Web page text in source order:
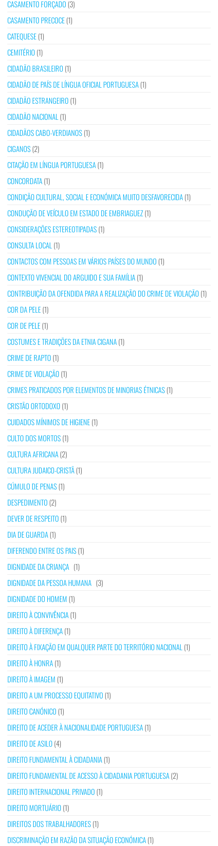
CASAMENTO FORÇADO (3)
CASAMENTO PRECOCE(1)
CATEQUESE(1)
CEMITÉRIO (1)
CIDADÃO BRASILEIRO (1)
CIDADÃO DE PAÍS DE LÍNGUA OFICIAL PORTUGUESA(1)
CIDADÃO ESTRANGEIRO (1)
CIDADÃO NACIONAL(1)
CIDADÃOS CABO-VERDIANOS(1)
CIGANOS(2)
CITAÇÃO EM LÍNGUA PORTUGUESA(1)
CONCORDATA(1)
CONDIÇÃO CULTURAL, SOCIAL E ECONÓMICA MUITO DESFAVORECIDA(1)
CONDUÇÃO DE VEÍCULO EM ESTADO DE EMBRIAGUEZ(1)
CONSIDERAÇÕES ESTEREOTIPADAS(1)
CONSULTA LOCAL(1)
CONTACTOS COM PESSOAS EM VÁRIOS PAÍSES DO MUNDO (1)
CONTEXTO VIVENCIAL DO ARGUIDO E SUA FAMÍLIA(1)
CONTRIBUIÇÃO DA OFENDIDA PARA A REALIZAÇÃO DO CRIME DE VIOLAÇÃO (1)
COR DA PELE(1)
COR DE PELE(1)
COSTUMES E TRADIÇÕES DA ETNIA CIGANA(1)
CRIME DE RAPTO (1)
CRIME DE VIOLAÇÃO (1)
CRIMES PRATICADOS POR ELEMENTOS DE MINORIAS ÉTNICAS(1)
CRISTÃO ORTODOXO (1)
CUIDADOS MÍNIMOS DE HIGIENE(1)
CULTO DOS MORTOS(1)
CULTURA AFRICANA(2)
CULTURA JUDAICO-CRISTÃ(1)
CÚMULO DE PENAS(1)
DESPEDIMENTO (2)
DEVER DE RESPEITO (1)
DIA DE GUARDA(1)
DIFERENDO ENTRE OS PAIS(1)
DIGNIDADE DA CRIANÇA (1)
DIGNIDADE DA PESSOA HUMANA (3)
DIGNIDADE DO HOMEM (1)
DIREITO À CONVIVÊNCIA(1)
DIREITO À DIFERENÇA(1)
DIREITO À FIXAÇÃO EM QUALQUER PARTE DO TERRITÓRIO NACIONAL(1)
DIREITO À HONRA(1)
DIREITO À IMAGEM (1)
DIREITO A UM PROCESSO EQUITATIVO (1)
DIREITO CANÓNICO (1)
DIREITO DE ACEDER À NACIONALIDADE PORTUGUESA(1)
DIREITO DE ASILO (4)
DIREITO FUNDAMENTAL À CIDADANIA(1)
DIREITO FUNDAMENTAL DE ACESSO À CIDADANIA PORTUGUESA(2)
DIREITO INTERNACIONAL PRIVADO (1)
DIREITO MORTUÁRIO (1)
DIREITOS DOS TRABALHADORES(1)
DISCRIMINAÇÃO EM RAZÃO DA SITUAÇÃO ECONÓMICA(1)